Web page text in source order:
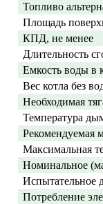
Топливо
Площадь
КПД, не менее
Длительность
Емкость воды в
Вес котла без
Необходимая
Температура
Рекомендуемая
Максимальная
Номинальное
Испытательное
Потребление